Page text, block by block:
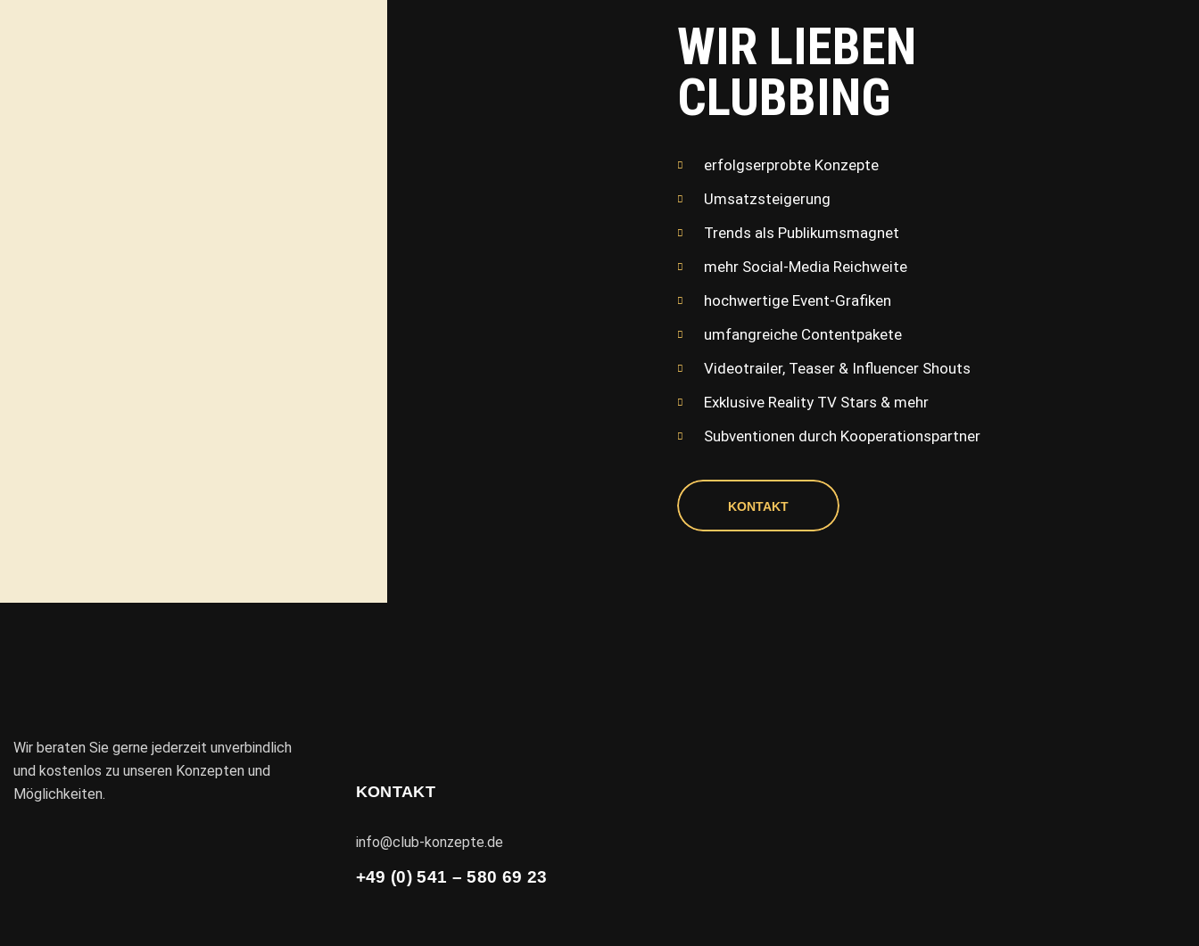
WIR LIEBEN
CLUBBING
erfolgserprobte Konzepte
Umsatzsteigerung
Trends als Publikumsmagnet
mehr Social-Media Reichweite
hochwertige Event-Grafiken
umfangreiche Contentpakete
Videotrailer, Teaser & Influencer Shouts
Exklusive Reality TV Stars & mehr
Subventionen durch Kooperationspartner
KONTAKT
Wir beraten Sie gerne jederzeit unverbindlich
und kostenlos zu unseren Konzepten und
Möglichkeiten.
KONTAKT
info@club-konzepte.de
+49 (0) 541 – 580 69 23